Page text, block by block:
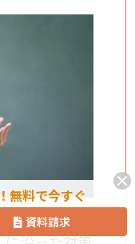
教材を用い
無料で今すぐ
資料請求